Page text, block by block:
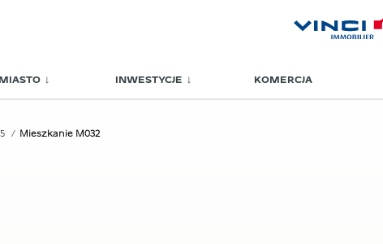
MIASTO INWESTYCJE KOMERCJA
Mieszkanie M032